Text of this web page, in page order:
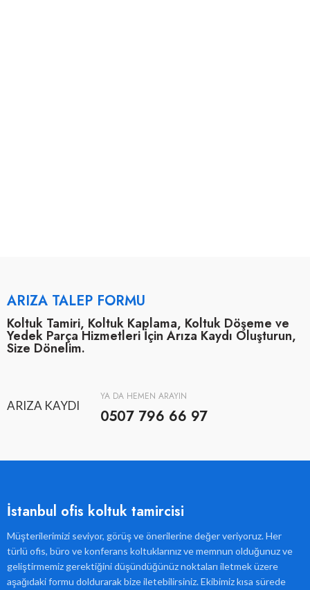
ARIZA TALEP FORMU
Koltuk Tamiri, Koltuk Kaplama, Koltuk Döşeme ve
Yedek Parça Hizmetleri İçin Arıza Kaydı Oluşturun,
Size Dönelim.
ARIZA KAYDI
YA DA HEMEN ARAYIN
0507 796 66 97
İstanbul ofis koltuk tamircisi
Müşterilerimizi seviyor, görüş ve önerilerine değer veriyoruz. Her
türlü ofis, büro ve konferans koltuklarınız ve memnun olduğunuz ve
geliştirmemiz gerektiğini düşündüğünüz noktaları iletmek üzere
aşağıdaki formu doldurarak bize iletebilirsiniz. Ekibimiz kısa sürede